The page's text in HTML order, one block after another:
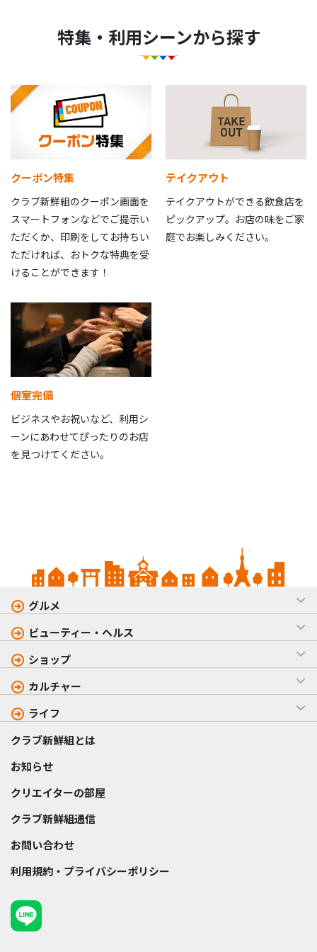
特集・利用シーンから探す
クーポン特集
クラブ新鮮組のクーポン画面を
スマートフォンなどでご提示い
ただくか、印刷をしてお持ちい
ただければ、おトクな特典を受
けることができます！
テイクアウト
テイクアウトができる飲食店を
ピックアップ。お店の味をご家
庭でお楽しみください。
個室完備
ビジネスやお祝いなど、利用シ
ーンにあわせてぴったりのお店
を見つけてください。
グルメ
ビューティー・ヘルス
ショップ
カルチャー
ライフ
クラブ新鮮組とは
お知らせ
クリエイターの部屋
クラブ新鮮組通信
お問い合わせ
利用規約・プライバシーポリシー